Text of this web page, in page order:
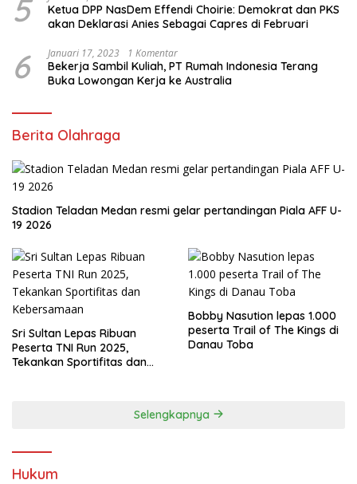
5
Ketua DPP NasDem Effendi Choirie: Demokrat dan PKS
akan Deklarasi Anies Sebagai Capres di Februari
6 Januari 17, 2023 1 Komentar
Bekerja Sambil Kuliah, PT Rumah Indonesia Terang
Buka Lowongan Kerja ke Australia
Berita Olahraga
Stadion Teladan Medan resmi gelar pertandingan Piala AFF U-
19 2026
Sri Sultan Lepas Ribuan
Peserta TNI Run 2025,
Tekankan Sportifitas dan
Bobby Nasution lepas 1.000
peserta Trail of The Kings di
Danau Toba
Selengkapnya
Hukum